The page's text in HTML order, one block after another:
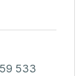
533